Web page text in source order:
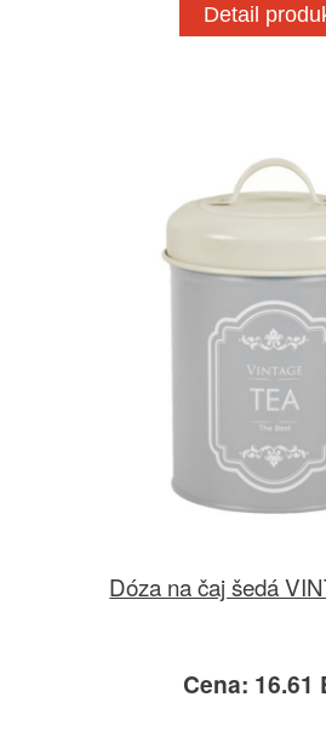
Detail
Dóza na čaj šedá
Cena: 16.61